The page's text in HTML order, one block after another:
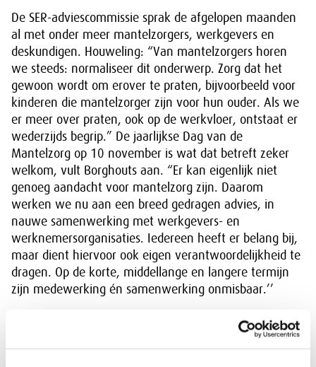
De SER-adviescommissie sprak de afgelopen maanden
al met onder meer mantelzorgers, werkgevers en
deskundigen. Houweling: “Van mantelzorgers horen
we steeds: normaliseer dit onderwerp. Zorg dat het
gewoon wordt om erover te praten, bijvoorbeeld voor
kinderen die mantelzorger zijn voor hun ouder. Als we
er meer over praten, ook op de werkvloer, ontstaat er
wederzijds begrip.” De jaarlijkse Dag van de
Mantelzorg op 10 november is wat dat betreft zeker
welkom, vult Borghouts aan. “Er kan eigenlijk niet
genoeg aandacht voor mantelzorg zijn. Daarom
werken we nu aan een breed gedragen advies, in
nauwe samenwerking met werkgevers- en
werknemersorganisaties. Iedereen heeft er belang bij,
maar dient hiervoor ook eigen verantwoordelijkheid te
dragen. Op de korte, middellange en langere termijn
zijn medewerking én samenwerking onmisbaar.’’